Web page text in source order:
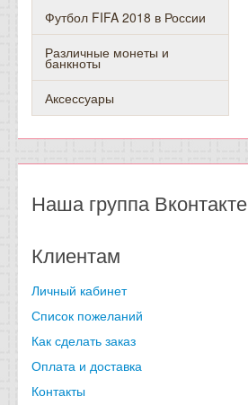
Футбол FIFA 2018 в России
Различные монеты и
банкноты
Аксессуары
Наша группа Вконтакте
Клиентам
Личный кабинет
Список пожеланий
Как сделать заказ
Оплата и доставка
Контакты